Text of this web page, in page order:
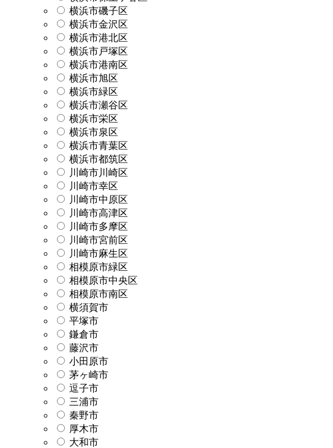
横浜市磯子区
横浜市金沢区
横浜市港北区
横浜市戸塚区
横浜市港南区
横浜市旭区
横浜市緑区
横浜市瀬谷区
横浜市栄区
横浜市泉区
横浜市青葉区
横浜市都筑区
川崎市川崎区
川崎市幸区
川崎市中原区
川崎市高津区
川崎市多摩区
川崎市宮前区
川崎市麻生区
相模原市緑区
相模原市中央区
相模原市南区
横須賀市
平塚市
鎌倉市
藤沢市
小田原市
茅ヶ崎市
逗子市
三浦市
秦野市
厚木市
大和市